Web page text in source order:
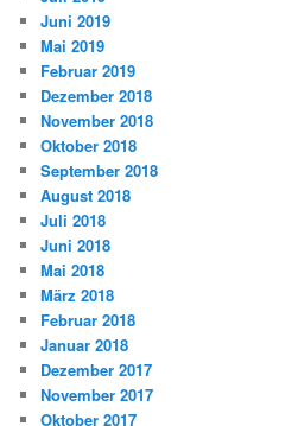
Juni 2019
Mai 2019
Februar 2019
Dezember 2018
November 2018
Oktober 2018
September 2018
August 2018
Juli 2018
Juni 2018
Mai 2018
März 2018
Februar 2018
Januar 2018
Dezember 2017
November 2017
Oktober 2017